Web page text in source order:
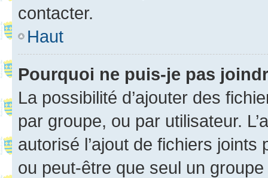
contacter.
Haut
Pourquoi ne puis-je pas
La possibilité d’ajouter des
par groupe, ou par utilisateur.
autorisé l’ajout de fichiers
ou peut-être que seul un